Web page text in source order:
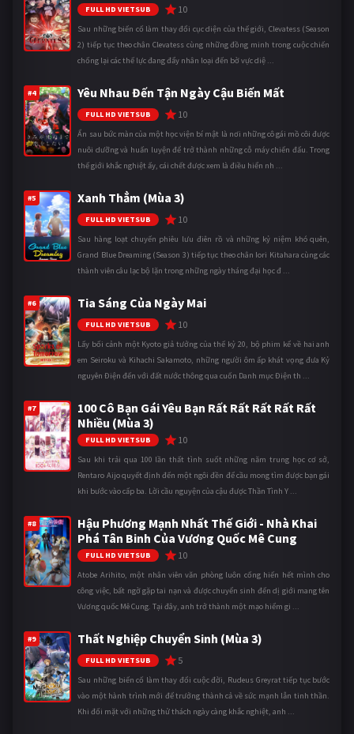
FULL HD VIETSUB 10
Sau những biến cố làm thay đổi cục diện của thế giới, Clevatess (Season
2) tiếp tục theo chân Clevatess cùng những đồng minh trong cuộc chiến
chống lại các thế lực đang đẩy nhân loại đến bờ vực diệ ...
#4 Yêu Nhau Đến Tận Ngày Cậu Biến Mất
FULL HD VIETSUB 10
Ẩn sau bức màn của một học viện bí mật là nơi những cô gái mồ côi được
nuôi dưỡng và huấn luyện để trở thành những cỗ máy chiến đấu. Trong
thế giới khắc nghiệt ấy, cái chết được xem là điều hiển nh ...
#5 Xanh Thẳm (Mùa 3)
FULL HD VIETSUB 10
Sau hàng loạt chuyến phiêu lưu điên rồ và những kỷ niệm khó quên,
Grand Blue Dreaming (Season 3) tiếp tục theo chân Iori Kitahara cùng các
thành viên câu lạc bộ lặn trong những ngày tháng đại học đ ...
#6 Tia Sáng Của Ngày Mai
FULL HD VIETSUB 10
Lấy bối cảnh một Kyoto giả tưởng của thế kỷ 20, bộ phim kể về hai anh
em Seiroku và Kihachi Sakamoto, những người ôm ấp khát vọng đưa Kỷ
nguyên Điện đến với đất nước thông qua cuốn Danh mục Điện th ...
#7
100 Cô Bạn Gái Yêu Bạn Rất Rất Rất Rất Rất
Nhiều (Mùa 3)
FULL HD VIETSUB 10
Sau khi trải qua 100 lần thất tình suốt những năm trung học cơ sở,
Rentaro Aijo quyết định đến một ngôi đền để cầu mong tìm được bạn gái
khi bước vào cấp ba. Lời cầu nguyện của cậu được Thần Tình Y ...
#8
Hậu Phương Mạnh Nhất Thế Giới - Nhà Khai
Phá Tân Binh Của Vương Quốc Mê Cung
FULL HD VIETSUB 10
Atobe Arihito, một nhân viên văn phòng luôn cống hiến hết mình cho
công việc, bất ngờ gặp tai nạn và được chuyển sinh đến dị giới mang tên
Vương quốc Mê Cung. Tại đây, anh trở thành một mạo hiểm gi ...
#9 Thất Nghiệp Chuyển Sinh (Mùa 3)
FULL HD VIETSUB 5
Sau những biến cố làm thay đổi cuộc đời, Rudeus Greyrat tiếp tục bước
vào một hành trình mới để trưởng thành cả về sức mạnh lẫn tinh thần.
Khi đối mặt với những thử thách ngày càng khắc nghiệt, anh ...